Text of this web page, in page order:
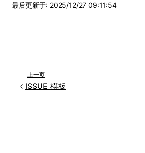
最后更新于: 2025/12/27 09:11:54
上一页
ISSUE 模板